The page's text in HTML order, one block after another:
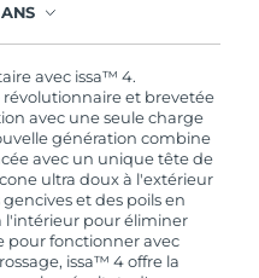
vous rencontrez des
pendant les 2 ans
vous remplace ce
avec issa™ 4.
et brevetée
avec une seule charge
génération combine
avec un unique tête de
ultra doux à l'extérieur
et des poils en
l'intérieur pour éliminer
pour fonctionner avec
issa™ 4 offre la